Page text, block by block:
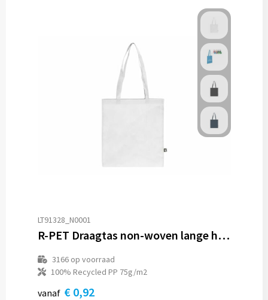
LT91328_N0001
R-PET Draagtas non-woven lange handvatten 38 x 42cm 75g/m²
3166op voorraad
100% Recycled PP 75g/m2
vanaf € 0,92